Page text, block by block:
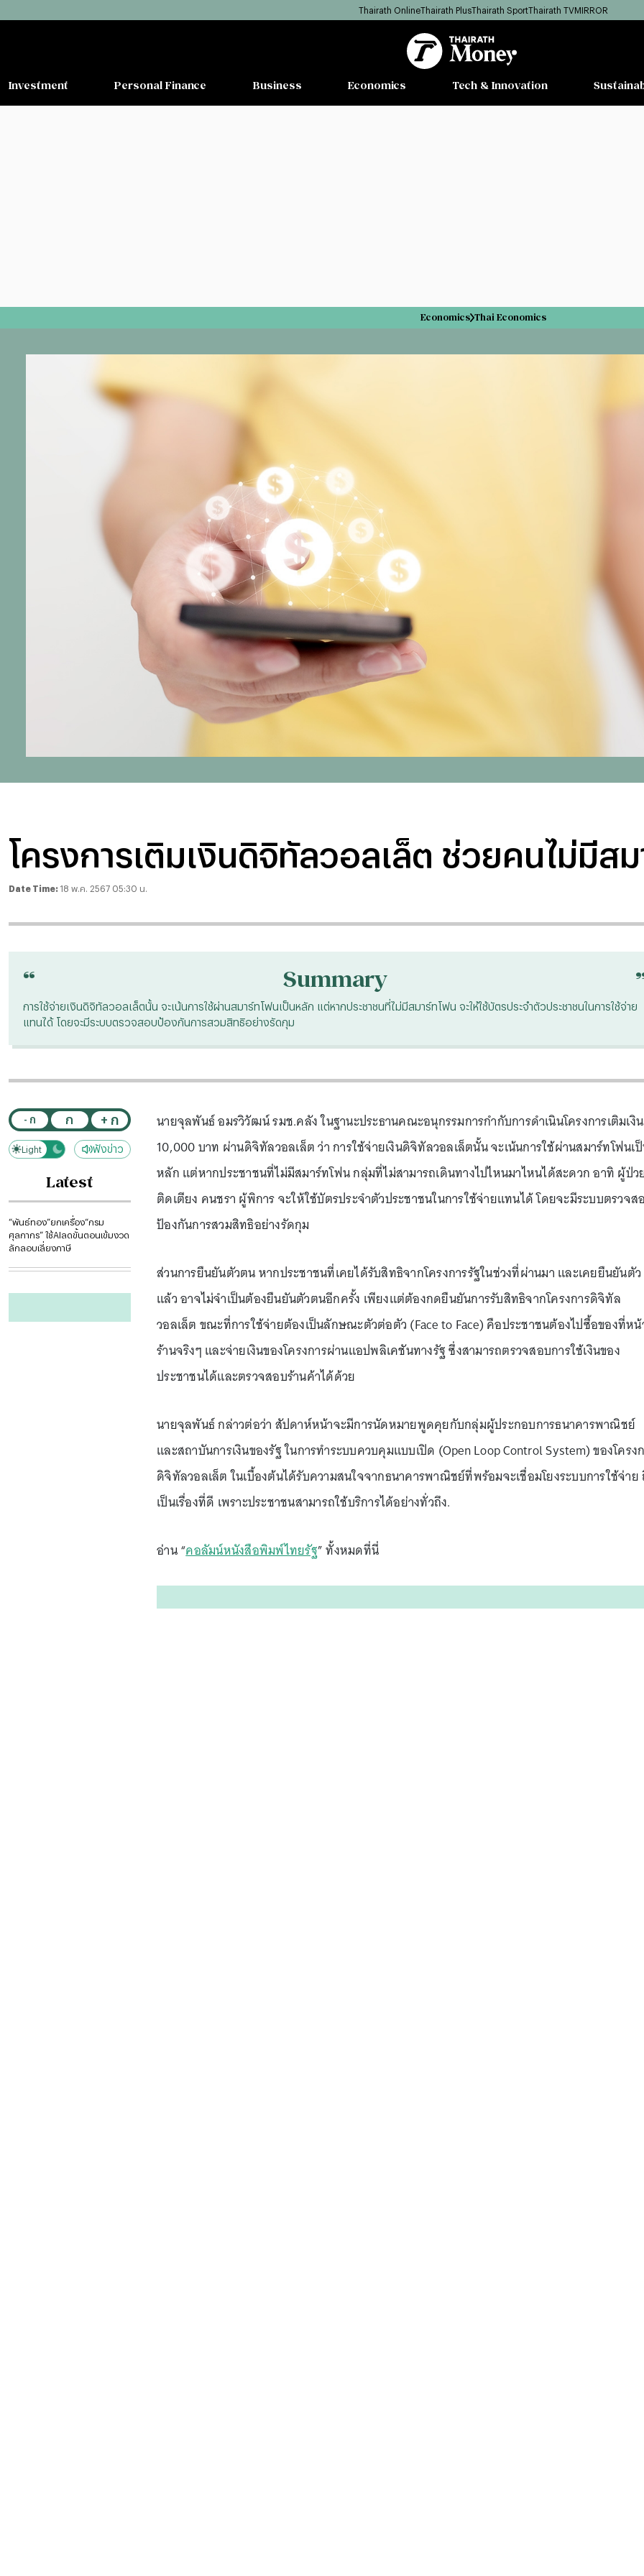
Thairath OnlineThairath PlusThairath SportThairath TVMIRROR
Investment Personal Finance Business Economics Tech & Innovation
Economics Thai Economics
โครงการเติมเงินดิจิทัลวอลเล็ต ช่วยคนไม่มีส
Date Time: 18 พ.ค. 2567 05:30 น.
“ Summary
การใช้จ่ายเงินดิจิทัลวอลเล็ตนั้น จะเน้นการใช้ผ่านสมาร์ทโฟนเป็นหลัก แต่หากประชาชนที่ไม่มีสมาร์ทโฟน จะให้ใช้บัตรประจำตัวประชาชนในการใช้จ่าย
แทนได้ โดยจะมีระบบตรวจสอบป้องกันการสวมสิทธิอย่างรัดกุม
- ก ก + ก
Dark
Light ฟังข่าว
Latest
“พันธ์ทอง”ยกเครื่อง“กรม
ศุลกากร” ใช้AIลดขั้นตอนเข้มงวด
ลักลอบเลี่ยงภาษี
นายจุลพันธ์ อมรวิวัฒน์ รมช.คลัง ในฐานะประธานคณะอนุกรรมการกำกับการดำเนินโครงการเติมเงิน
10,000 บาท ผ่านดิจิทัลวอลเล็ต ว่า การใช้จ่ายเงินดิจิทัลวอลเล็ตนั้น จะเน้นการใช้ผ่านสมาร์ทโฟนเ
หลัก แต่หากประชาชนที่ไม่มีสมาร์ทโฟน กลุ่มที่ไม่สามารถเดินทางไปไหนมาไหนได้สะดวก อาทิ ผู้ป่ว
ติดเตียง คนชรา ผู้พิการ จะให้ใช้บัตรประจำตัวประชาชนในการใช้จ่ายแทนได้ โดยจะมีระบบตรวจส
ป้องกันการสวมสิทธิอย่างรัดกุม
ส่วนการยืนยันตัวตน หากประชาชนที่เคยได้รับสิทธิจากโครงการรัฐในช่วงที่ผ่านมา และเคยยืนยันตัว
แล้ว อาจไม่จำเป็นต้องยืนยันตัวตนอีกครั้ง เพียงแต่ต้องกดยืนยันการรับสิทธิจากโครงการดิจิทัล
วอลเล็ต ขณะที่การใช้จ่ายต้องเป็นลักษณะตัวต่อตัว (Face to Face) คือประชาชนต้องไปซื้อของที่หน้
ร้านจริงๆ และจ่ายเงินของโครงการผ่านแอปพลิเคชันทางรัฐ ซึ่งสามารถตรวจสอบการใช้เงินของ
ประชาชนได้และตรวจสอบร้านค้าได้ด้วย
นายจุลพันธ์ กล่าวต่อว่า สัปดาห์หน้าจะมีการนัดหมายพูดคุยกับกลุ่มผู้ประกอบการธนาคารพาณิชย์
และสถาบันการเงินของรัฐ ในการทำระบบควบคุมแบบเปิด (Open Loop Control System) ของโครง
ดิจิทัลวอลเล็ต ในเบื้องต้นได้รับความสนใจจากธนาคารพาณิชย์ที่พร้อมจะเชื่อมโยงระบบการใช้จ่าย
เป็นเรื่องที่ดี เพราะประชาชนสามารถใช้บริการได้อย่างทั่วถึง.
อ่าน “คอลัมน์หนังสือพิมพ์ไทยรัฐ” ทั้งหมดที่นี่